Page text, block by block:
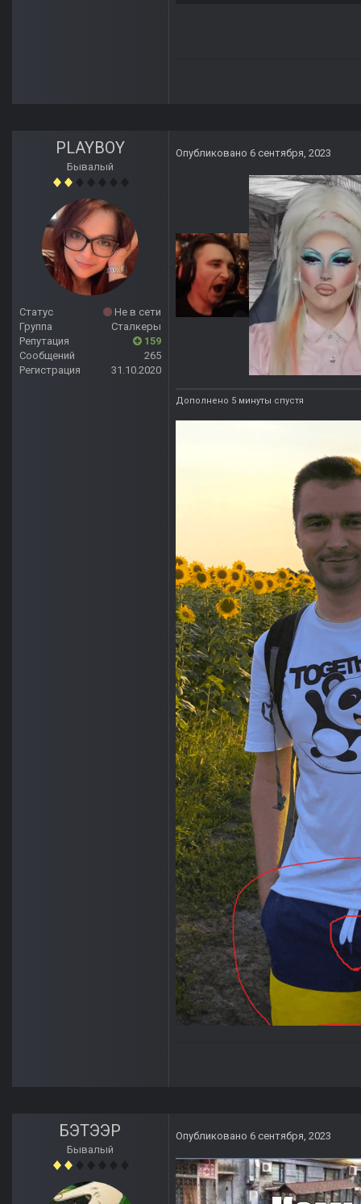
PLAYBOY
Бывалый
Статус
Не в сети
Группа
Сталкеры
Репутация
159
Сообщений
265
Регистрация
31.10.2020
Опубликовано 6 сентября, 2023
Дополнено 5 минуты спустя
БЭТЭЭР
Бывалый
Опубликовано 6 сентября, 2023